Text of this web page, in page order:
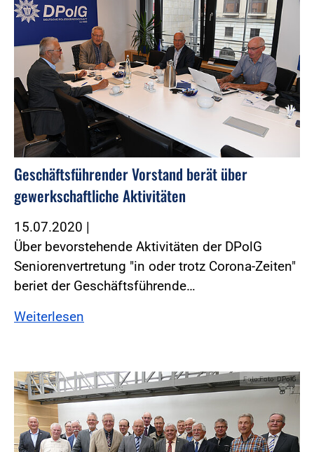
Geschäftsführender Vorstand berät über
gewerkschaftliche Aktivitäten
15.07.2020 |
Über bevorstehende Aktivitäten der DPolG
Seniorenvertretung "in oder trotz Corona-Zeiten"
beriet der Geschäftsführende…
Weiterlesen
Foto:Foto: DPolG